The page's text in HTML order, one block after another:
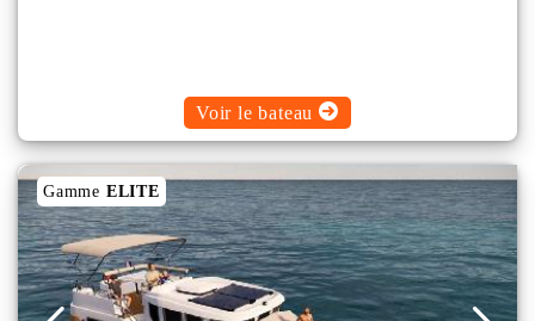
Voir le bateau
Gamme ELITE